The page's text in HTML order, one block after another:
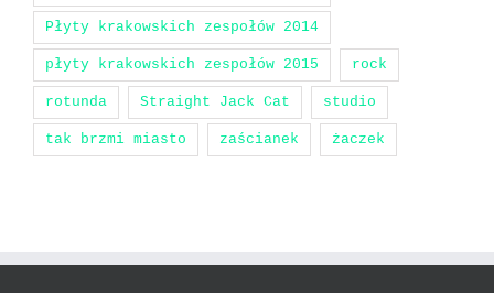
Płyty krakowskich zespołów 2014
płyty krakowskich zespołów 2015 rock
rotunda Straight Jack Cat studio
tak brzmi miasto zaścianek żaczek